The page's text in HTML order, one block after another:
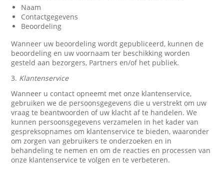
Naam
Contactgegevens
Beoordeling
Wanneer uw beoordeling wordt gepubliceerd, kunnen de
beoordeling en uw voornaam ter beschikking worden
gesteld aan bezorgers, Partners en/of het publiek.
3. Klantenservice
Wanneer u contact opneemt met onze klantenservice,
gebruiken we de persoonsgegevens die u verstrekt om uw
vraag te beantwoorden of uw klacht af te handelen. We
kunnen persoonsgegevens verzamelen in het kader van
gespreksopnames om klantenservice te bieden, waaronder
om zorgen van gebruikers te onderzoeken en in
behandeling te nemen en om de reacties en processen van
onze klantenservice te volgen en te verbeteren.